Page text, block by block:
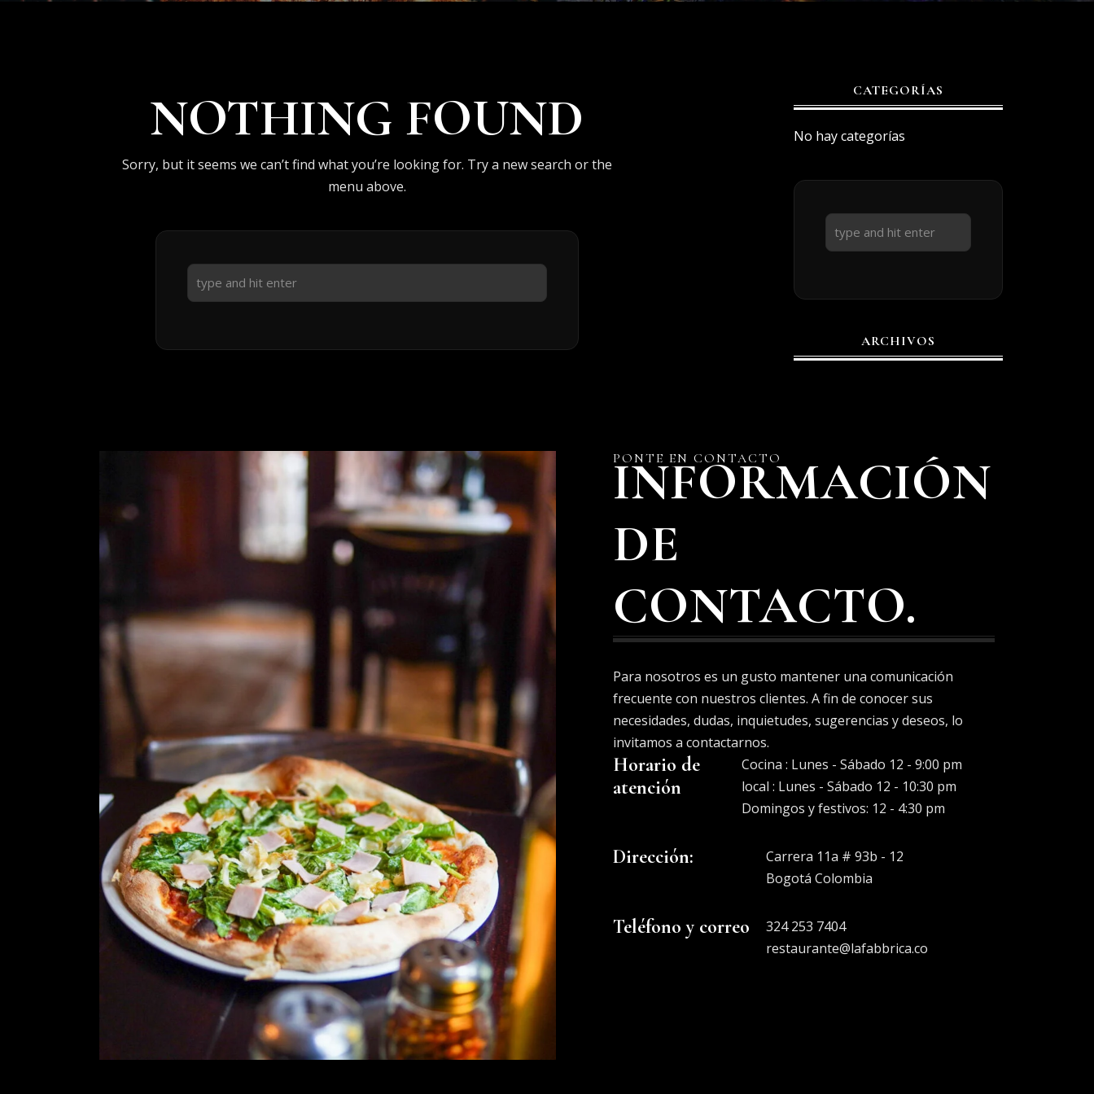
NOTHING FOUND
Sorry, but it seems we can’t find what you’re looking for. Try a new search or the
menu above.
CATEGORÍAS
No hay categorías
ARCHIVOS
PONTE EN CONTACTO
INFORMACIÓN
DE
CONTACTO.
Para nosotros es un gusto mantener una comunicación
frecuente con nuestros clientes. A fin de conocer sus
necesidades, dudas, inquietudes, sugerencias y deseos, lo
invitamos a contactarnos.
Horario de
atención
Cocina : Lunes - Sábado 12 - 9:00 pm
local : Lunes - Sábado 12 - 10:30 pm
Domingos y festivos: 12 - 4:30 pm
Dirección:
Carrera 11a # 93b - 12
Bogotá Colombia
Teléfono y correo
324 253 7404
restaurante@lafabbrica.co